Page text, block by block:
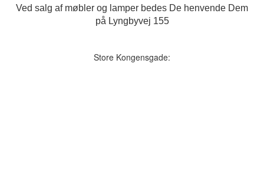
Ved salg af møbler og lamper bedes De henvende Dem
på Lyngbyvej 155
Store Kongensgade: